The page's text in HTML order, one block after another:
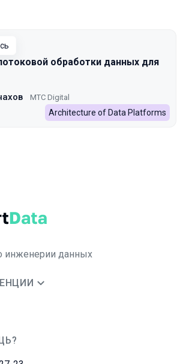
обработки данных для
МТC Digital
Architecture of Data Platforms
инженерии данных